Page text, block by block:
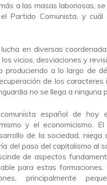
a las masas laboriosas,
Partido Comunista, y
en diversas
vicios, desviaciones y
produciendo a lo largo de
de los
no se llega a ninguna
español de hoy
y el economicismo.
de la sociedad,
del paso del capitalismo al
de aspectos
para estas
principalmente